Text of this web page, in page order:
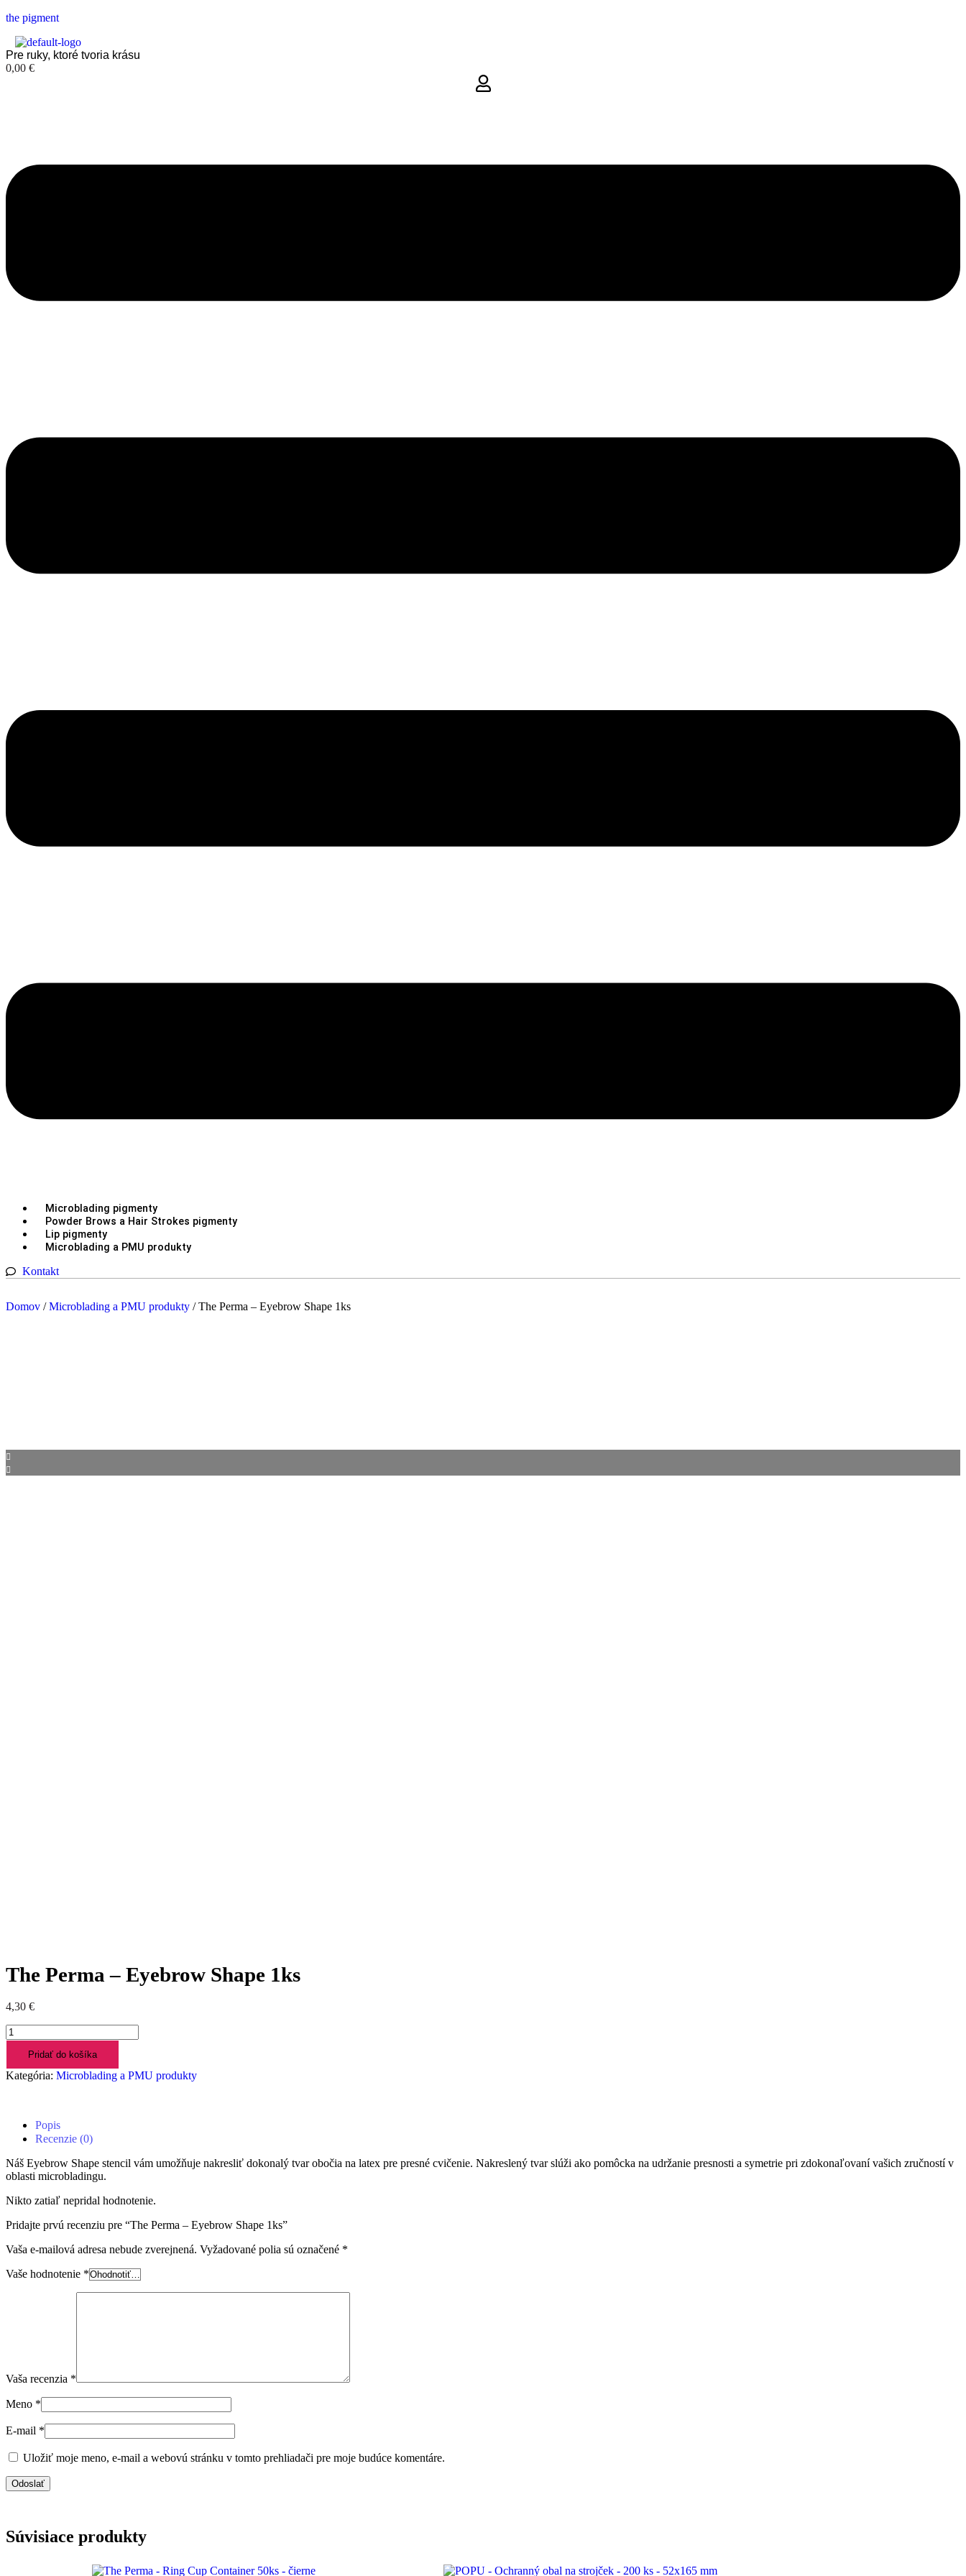
the pigment
Pre ruky, ktoré tvoria krásu
0,00 €
Microblading pigmenty
Powder Brows a Hair Strokes pigmenty
Lip pigmenty
Microblading a PMU produkty
Kontakt
Domov /Microblading a PMU produkty / The Perma – Eyebrow Shape 1ks
The Perma – Eyebrow Shape 1ks
4,30 €
množstvo
The
Perma
-
Eyebrow
Pridať do košíka
Kategória: Microblading a PMU produkty
Popis
Recenzie (0)
Náš Eyebrow Shape stencil vám umožňuje nakresliť dokonalý tvar obočia na latex pre presné cvičenie. Nakreslený tvar slúži ako pomôcka na udržanie presnosti a symetrie pri zdokonaľovaní vašich zručností v
oblasti microbladingu.
Nikto zatiaľ nepridal hodnotenie.
Pridajte prvú recenziu pre “The Perma – Eyebrow Shape 1ks”
Vaša e-mailová adresa nebude zverejnená. Vyžadované polia sú označené *
Vaše hodnotenie *
Vaša recenzia *
Meno *
E-mail *
Uložiť moje meno, e-mail a webovú stránku v tomto prehliadači pre moje budúce komentáre.
Súvisiace produkty